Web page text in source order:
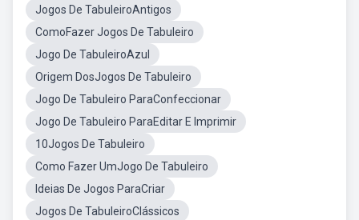
Jogos De TabuleiroAntigos
ComoFazer Jogos De Tabuleiro
Jogo De TabuleiroAzul
Origem DosJogos De Tabuleiro
Jogo De Tabuleiro ParaConfeccionar
Jogo De Tabuleiro ParaEditar E Imprimir
10Jogos De Tabuleiro
Como Fazer UmJogo De Tabuleiro
Ideias De Jogos ParaCriar
Jogos De TabuleiroClássicos